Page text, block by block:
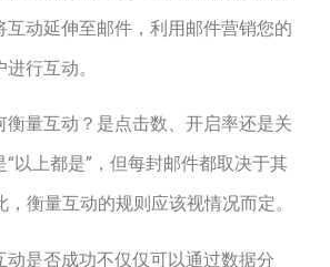
互动延伸至邮件，利用邮件营销您的
行互动。
衡量互动？是点击数、开启率还是关
以上都是”，但每封邮件都取决于其
，衡量互动的规则应该视情况而定。
动是否成功不仅仅可以通过数据分